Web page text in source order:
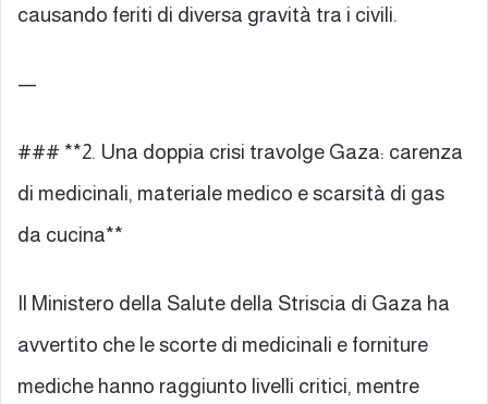
causando feriti di diversa gravità tra i civili.
—
### **2. Una doppia crisi travolge Gaza: carenza
di medicinali, materiale medico e scarsità di gas
da cucina**
Il Ministero della Salute della Striscia di Gaza ha
avvertito che le scorte di medicinali e forniture
mediche hanno raggiunto livelli critici, mentre